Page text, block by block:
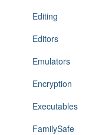
Editing
Editors
Emulators
Encryption
Executables
FamilySafe